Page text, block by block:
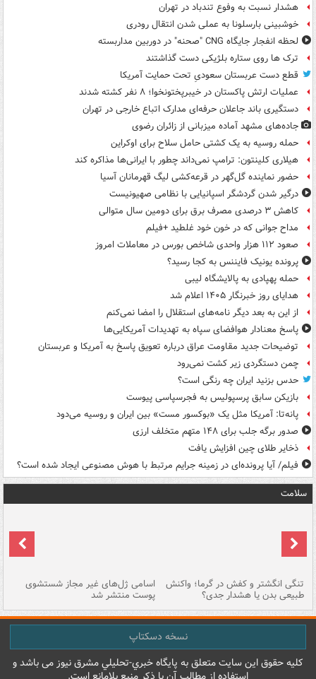
هشدار نسبت به وفوع تندباد در تهران
خوشبینی بارسلونا به عملی شدن انتقال رودری
لحظه انفجار جایگاه CNG "صحنه" در دوربین مداربسته
ترک ها روی ستاره بلژیکی دست گذاشتند
قطع دست عربستان سعودیِ تحت حمایت آمریکا
عملیات ارتش پاکستان در خیبرپختونخوا؛ ۸ نفر کشته شدند
دستگیری باند جاعلان حرفه‌ای مدارک اتباع خارجی در تهران
جاده‌های مشهد آماده میزبانی از زائران رضوی
حمله روسیه به یک کشتی حامل سلاح برای اوکراین
هیلاری کلینتون: ترامپ نمی‌داند چطور با ایرانی‌ها مذاکره کند
حضور نماینده گل‌گهر در قرعه‌کشی لیگ قهرمانان آسیا
درگیر شدن گردشگر اسپانیایی با نظامی صهیونیست
کاهش ۳ درصدی مصرف برق برای دومین سال متوالی
مداح جوانی که در خون خود غلطید +فیلم
صعود ۱۱۲ هزار واحدی شاخص بورس در معاملات امروز
پرونده یونیک فایننس به کجا رسید؟
حمله پهپادی به پالایشگاه لیبی
هدایای روز خبرنگار ۱۴۰۵ اعلام شد
از این به بعد دیگر نامه‌های استقلال را امضا نمی‌کنم
پاسخ معنادار هوافضای سپاه به تهدیدات آمریکایی‌ها
توضیحات جدید مقاومت عراق درباره تعویق پاسخ به آمریکا و عربستان
چمن دستگردی زیر کشت نمی‌رود
حدس بزنید ایران چه رنگی است؟
بازیکن سابق پرسپولیس به فجرسپاسی پیوست
پانه‌تا: آمریکا مثل یک «بوکسور مست» بین ایران و روسیه می‌دود
صدور برگه جلب برای ۱۴۸ متهم متخلف ارزی
ذخایر طلای چین افزایش یافت
فیلم/ آیا پرونده‌ای در زمینه جرایم مرتبط با هوش مصنوعی ایجاد شده است؟
سلامت
تنگی انگشتر و کفش در گرما؛ واکنش
طبیعی بدن یا هشدار جدی؟
اسامی ژل‌های غیر مجاز شستشوی
پوست منتشر شد
نسخه دسکتاپ
کليه حقوق اين سايت متعلق به پایگاه خبري-تحليلي مشرق نيوز می باشد و